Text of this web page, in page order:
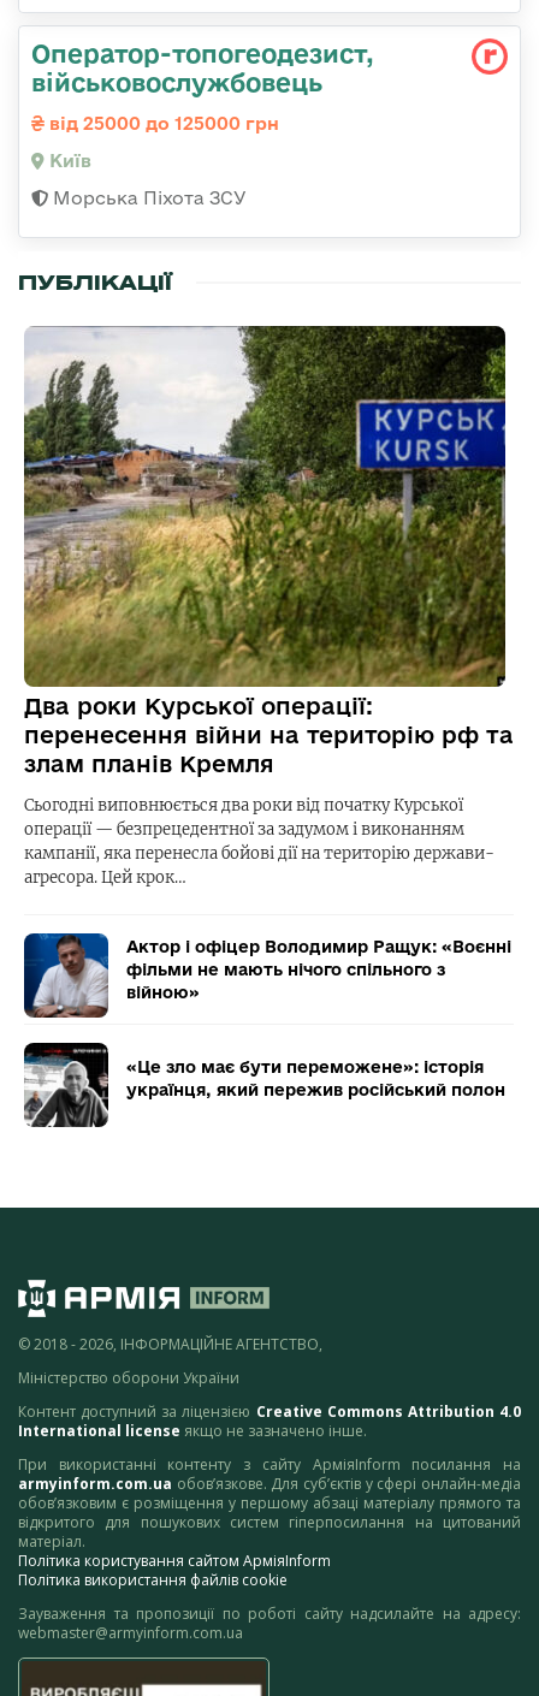
Оператор-топогеодезист,
військовослужбовець
від 25000 до 125000 грн
Київ
Морська Піхота ЗСУ
ПУБЛІКАЦІЇ
Два роки Курської операції:
перенесення війни на територію рф та
злам планів Кремля
Сьогодні виповнюється два роки від початку Курської
операції — безпрецедентної за задумом і виконанням
кампанії, яка перенесла бойові дії на територію держави-
агресора. Цей крок…
Актор і офіцер Володимир Ращук: «Воєнні
фільми не мають нічого спільного з
війною»
«Це зло має бути переможене»: історія
українця, який пережив російський полон
© 2018 - 2026, ІНФОРМАЦІЙНЕ АГЕНТСТВО,
Міністерство оборони України
Контент доступний за ліцензією Creative Commons Attribution 4.0
International license якщо не зазначено інше.
При використанні контенту з сайту АрміяInform посилання на
armyinform.com.ua обов’язкове. Для суб’єктів у сфері онлайн-медіа
обов’язковим є розміщення у першому абзаці матеріалу прямого та
відкритого для пошукових систем гіперпосилання на цитований
матеріал.
Політика користування сайтом АрміяInform
Політика використання файлів cookie
Зауваження та пропозиції по роботі сайту надсилайте на адресу:
webmaster@armyinform.com.ua